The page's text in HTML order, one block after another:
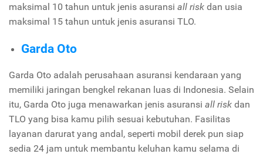
maksimal 10 tahun untuk jenis asuransi all risk dan usia
maksimal 15 tahun untuk jenis asuransi TLO.
Garda Oto
Garda Oto adalah perusahaan asuransi kendaraan yang
memiliki jaringan bengkel rekanan luas di Indonesia. Selain
itu, Garda Oto juga menawarkan jenis asuransi all risk dan
TLO yang bisa kamu pilih sesuai kebutuhan. Fasilitas
layanan darurat yang andal, seperti mobil derek pun siap
sedia 24 jam untuk membantu keluhan kamu selama di